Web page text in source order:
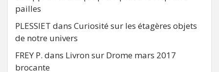
pailles
PLESSIET dans Curiosité sur les étagères objets
de notre univers
FREY P. dans Livron sur Drome mars 2017
brocante